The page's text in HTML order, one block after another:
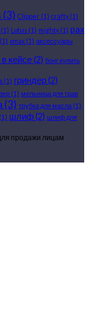
(3) Clipper (1) crafty(1)
(1) Lotus (1) mighty(1) pax
xmax (1) аксессуары
в кейсе(2) бонг купить
(1) гриндер(2)
(1) мельница для трав
(3) трубка для масла (1)
(1) шлиф(2) шлиф для
продажи лицам